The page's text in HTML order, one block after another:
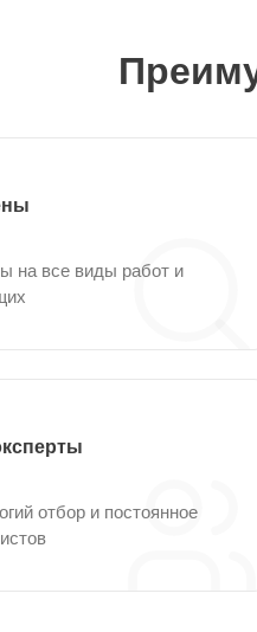
на все виды работ и
отбор и постоянное